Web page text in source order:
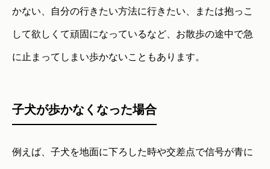
かない、自分の行きたい方法に行きたい、または抱っこ
して欲しくて頑固になっているなど、お散歩の途中で急
に止まってしまい歩かないこともあります。
子犬が歩かなくなった場合
例えば、子犬を地面に下ろした時や交差点で信号が青に